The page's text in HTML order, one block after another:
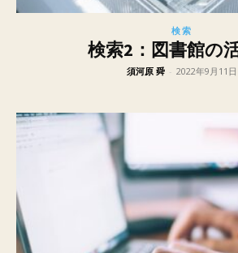
検索
検索2：図書館の
須河原 舜 - 2022年9月11日